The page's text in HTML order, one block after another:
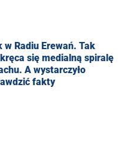
w Radiu Erewań. Tak
się medialną spiralę
A wystarczyło
fakty